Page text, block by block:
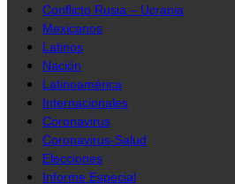
Conflicto Rusia – Ucrania
Mexicanos
Latinos
Nación
Latinoamérica
Internacionales
Coronavirus
Coronavirus-Salud
Elecciones
Informe Especial